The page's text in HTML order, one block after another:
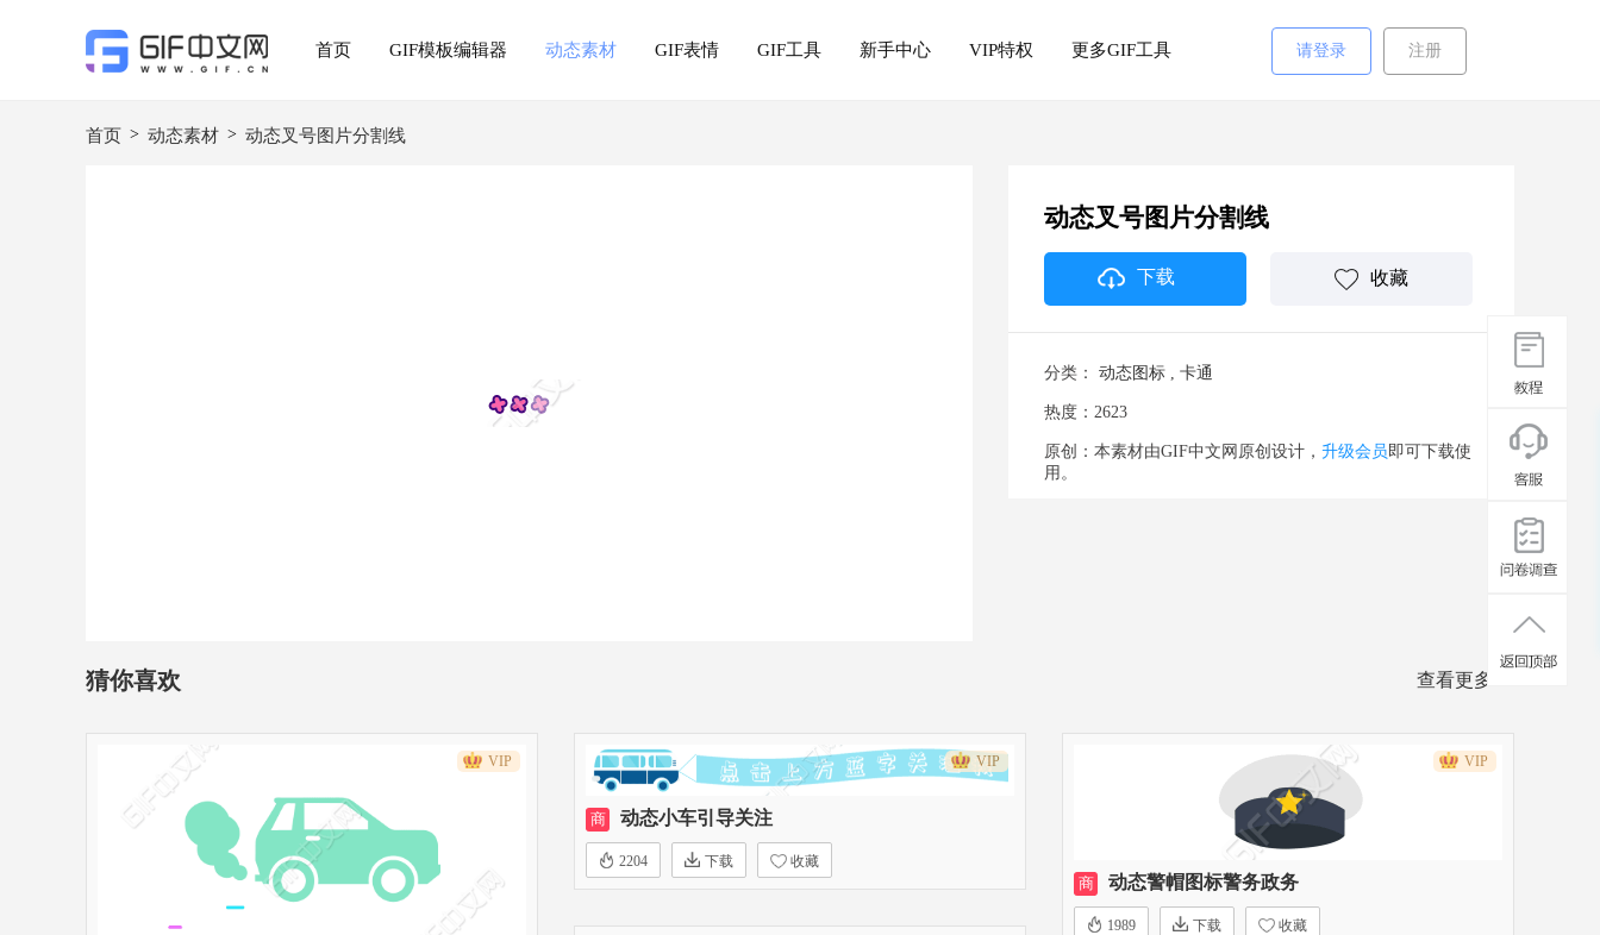
首页 GIF模板编辑器 动态素材 GIF表情 GIF工具 新手中心 VIP特权 更多GIF工具 请登录 注册
首页 > 动态素材 > 动态叉号图片分割线
动态叉号图片分割线
下载 收藏
分类： 动态图标 , 卡通
热度：2623
原创：本素材由GIF中文网原创设计， 升级会员即可下载使
用。
猜你喜欢 查看更多>>
VIP VIP
商 动态小车引导关注
2204 下载 收藏
VIP
商 动态警帽图标警务政务
1989 下载
收藏